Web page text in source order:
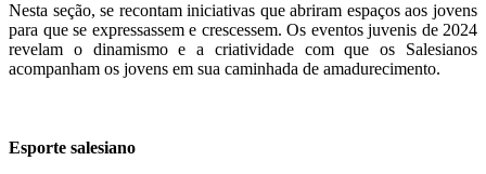
Nesta seção, se recontam iniciativas que abriram espaços aos jovens
para que se expressassem e crescessem. Os eventos juvenis de 2024
revelam o dinamismo e a criatividade com que os Salesianos
acompanham os jovens em sua caminhada de amadurecimento.
Esporte salesiano